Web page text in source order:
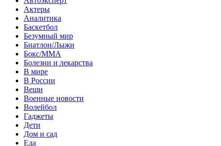
Актеры
Аналитика
Баскетбол
Безумный мир
Биатлон/Лыжи
Бокс/MMA
Болезни и лекарства
В мире
В России
Вещи
Военные новости
Волейбол
Гаджеты
Дети
Дом и сад
Еда